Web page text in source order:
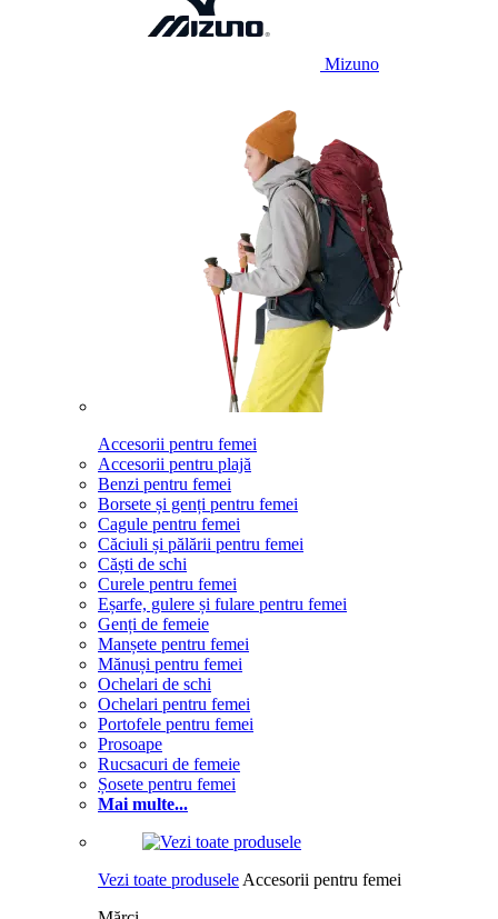
Mizuno
Accesorii pentru femei
Accesorii pentru plajă
Benzi pentru femei
Borsete și genți pentru femei
Cagule pentru femei
Căciuli și pălării pentru femei
Căști de schi
Curele pentru femei
Eșarfe, gulere și fulare pentru femei
Genți de femeie
Manșete pentru femei
Mănuși pentru femei
Ochelari de schi
Ochelari pentru femei
Portofele pentru femei
Prosoape
Rucsacuri de femeie
Șosete pentru femei
Mai multe...
Vezi toate produsele Accesorii pentru femei